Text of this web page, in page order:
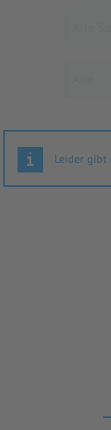
Leider gibt